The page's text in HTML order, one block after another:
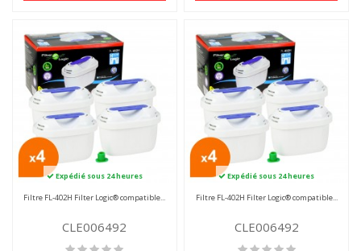
Expédié sous 24 heures
Filtre FL-402H Filter Logic® compatible...
CLE006492
Expédié sous 24 heures
Filtre FL-402H Filter Logic® compatible...
CLE006492